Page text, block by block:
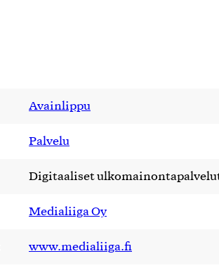
Avainlippu
Palvelu
Digitaaliset
Medialiiga Oy
www.medialiiga.fi